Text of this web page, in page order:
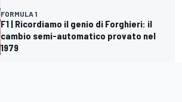
FORMULA 1
F1 | Ricordiamo il genio di Forghieri: il
cambio semi-automatico provato nel
1979